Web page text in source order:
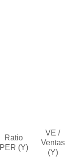
Ratio
PER (Y)
VE /
Ventas
(Y)